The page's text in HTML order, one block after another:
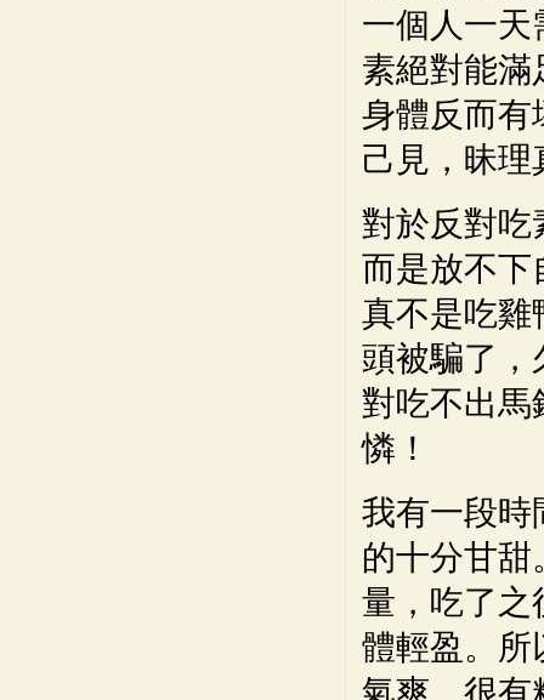
一個人一天
素絕對能滿
身體反而有
己見，昧理
對於反對吃
而是放不下
真不是吃雞
頭被騙了，
對吃不出馬
憐！
我有一段時
的十分甘
量，吃了之
體輕盈。所
氣爽、很有